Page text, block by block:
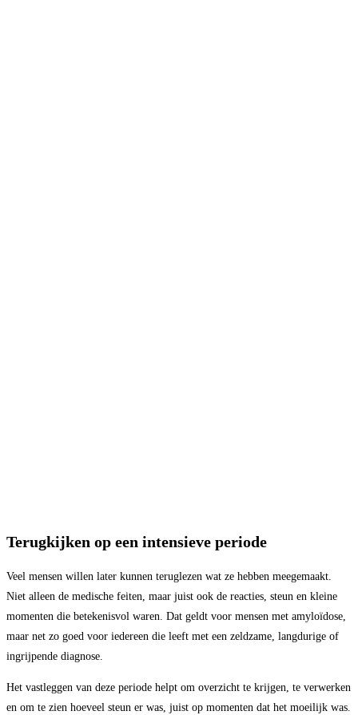
Terugkijken op een intensieve periode
Veel mensen willen later kunnen teruglezen wat ze hebben meegemaakt.
Niet alleen de medische feiten, maar juist ook de reacties, steun en kleine
momenten die betekenisvol waren. Dat geldt voor mensen met amyloïdose,
maar net zo goed voor iedereen die leeft met een zeldzame, langdurige of
ingrijpende diagnose.
Het vastleggen van deze periode helpt om overzicht te krijgen, te verwerken
en om te zien hoeveel steun er was, juist op momenten dat het moeilijk was.